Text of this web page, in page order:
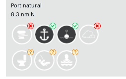
Port natural
8.3 nm N